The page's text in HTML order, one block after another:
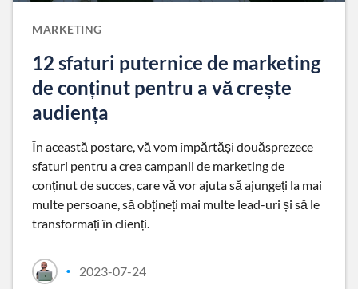
MARKETING
12 sfaturi puternice de marketing
de conținut pentru a vă crește
audiența
În această postare, vă vom împărtăși douăsprezece
sfaturi pentru a crea campanii de marketing de
conținut de succes, care vă vor ajuta să ajungeți la mai
multe persoane, să obțineți mai multe lead-uri și să le
transformați în clienți.
• 2023-07-24